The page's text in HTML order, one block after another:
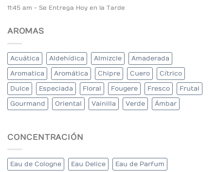
11:45 am - Se Entrega Hoy en la Tarde
AROMAS
Acuática Aldehídica Almizcle Amaderada
Aromatica Aromática Chipre Cuero Cítrico
Dulce Especiada Floral Fougere Fresco Frutal
Gourmand Oriental Vainilla Verde Ámbar
CONCENTRACIÓN
Eau de Cologne Eau Delice Eau de Parfum